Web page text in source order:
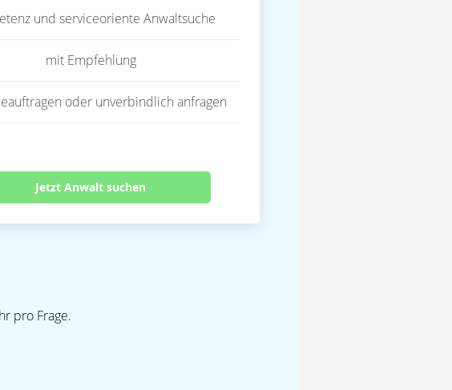
und serviceoriente Anwaltsuche
mit Empfehlung
oder unverbindlich anfragen
Jetzt Anwalt suchen
pro Frage.